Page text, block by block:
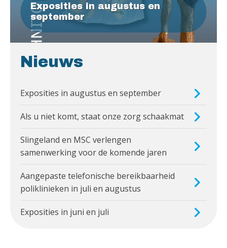
Exposities in augustus en
september
Nieuws
Exposities in augustus en september
Als u niet komt, staat onze zorg schaakmat
Slingeland en MSC verlengen
samenwerking voor de komende jaren
Aangepaste telefonische bereikbaarheid
poliklinieken in juli en augustus
Exposities in juni en juli